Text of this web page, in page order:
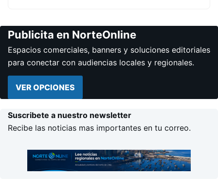
Publicita en NorteOnline
Espacios comerciales, banners y soluciones editoriales
para conectar con audiencias locales y regionales.
VER OPCIONES
Suscribete a nuestro newsletter
Recibe las noticias mas importantes en tu correo.